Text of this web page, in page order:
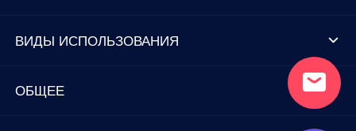
ВИДЫ ИСПОЛЬЗОВАНИЯ
ОБЩЕЕ